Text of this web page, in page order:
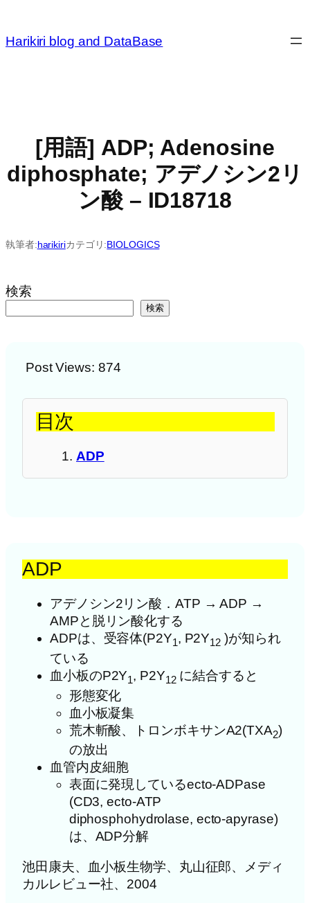
を
Harikiri blog and DataBase
[用語] ADP; Adenosine
diphosphate; アデノシン2リ
ン酸 – ID18718
執筆者:harikiriカテゴリ:BIOLOGICS
検索
検索
Post Views: 874
目次
ADP
ADP
アデノシン2リン酸．ATP → ADP →
AMPと脱リン酸化する
ADPは、受容体(P2Y1, P2Y12 )が知られ
ている
血小板のP2Y1, P2Y12に結合すると
形態変化
血小板凝集
荒木斬酸、トロンボキサンA2(TXA2)
の放出
血管内皮細胞
表面に発現しているecto-ADPase
(CD3, ecto-ATP
diphosphohydrolase, ecto-apyrase)
は、ADP分解
池田康夫、血小板生物学、丸山征郎、メディ
カルレビュー社、2004